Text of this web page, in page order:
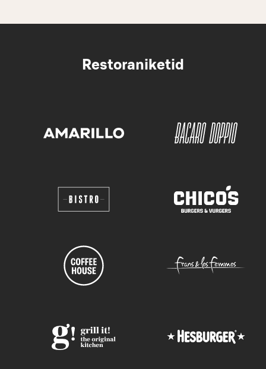
Restoraniketid